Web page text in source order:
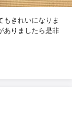
もきれいになりま
ありましたら是非